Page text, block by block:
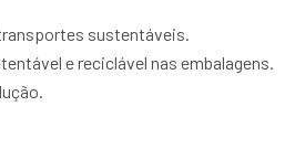
sustentáveis.
e reciclável nas embalagens.